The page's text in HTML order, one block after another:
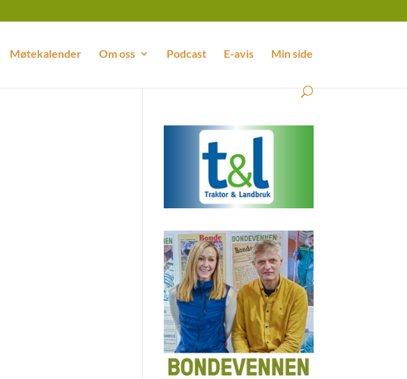
Møtekalender Om oss Podcast E-avis Min side